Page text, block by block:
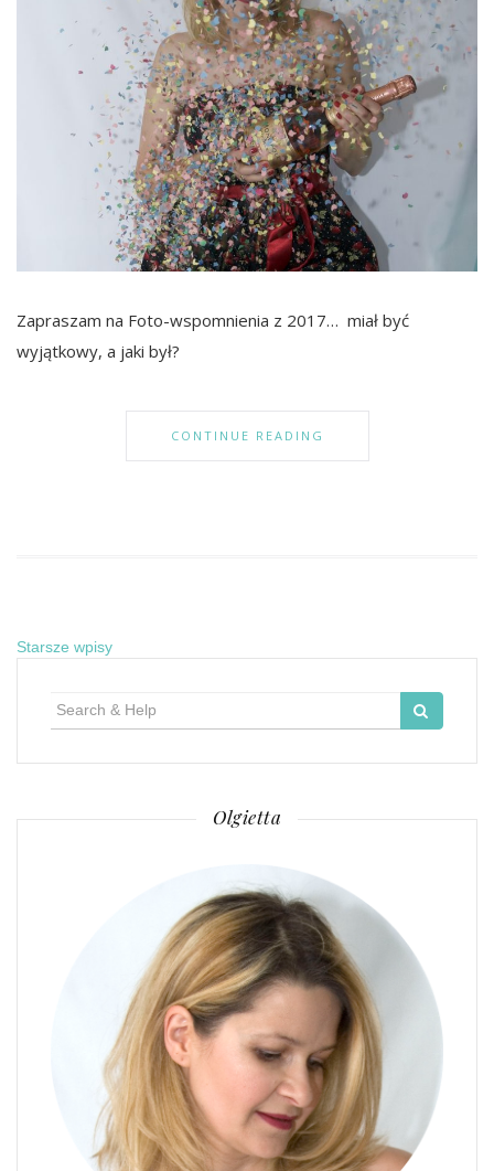
Zapraszam na Foto-wspomnienia z 2017… miał być
wyjątkowy, a jaki był?
CONTINUE READING
Nawigacja
Starsze wpisy
Olgietta